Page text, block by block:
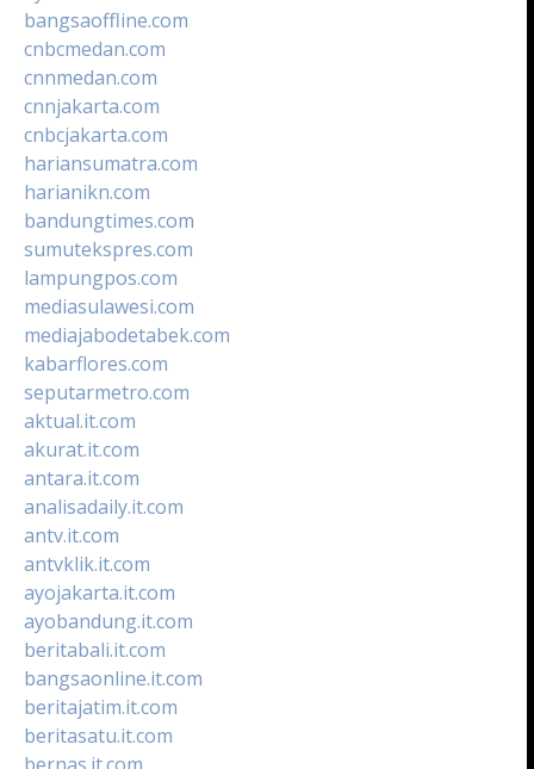
bangsaoffline.com
cnbcmedan.com
cnnmedan.com
cnnjakarta.com
cnbcjakarta.com
hariansumatra.com
harianikn.com
bandungtimes.com
sumutekspres.com
lampungpos.com
mediasulawesi.com
mediajabodetabek.com
kabarflores.com
seputarmetro.com
aktual.it.com
akurat.it.com
antara.it.com
analisadaily.it.com
antv.it.com
antvklik.it.com
ayojakarta.it.com
ayobandung.it.com
beritabali.it.com
bangsaonline.it.com
beritajatim.it.com
beritasatu.it.com
bernas.it.com